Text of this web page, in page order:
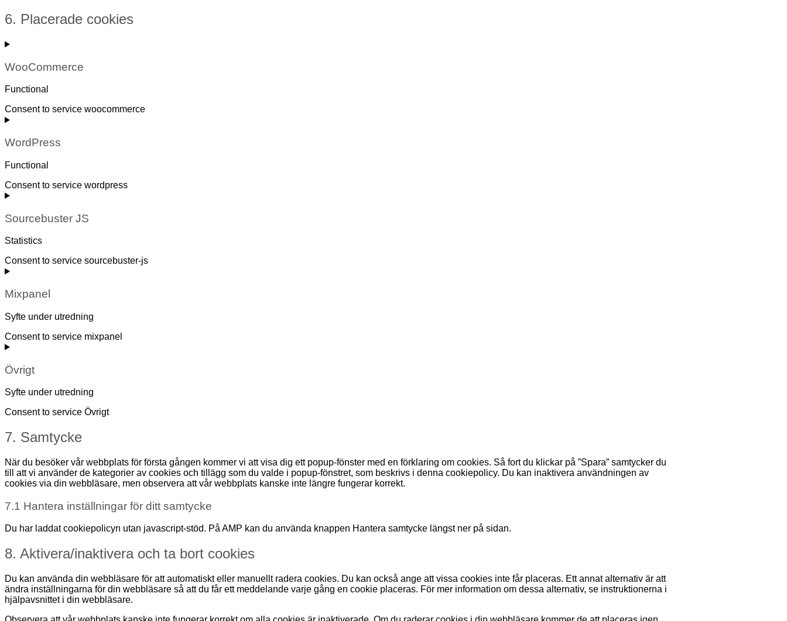
6. Placerade cookies
WooCommerce
Functional
Consent to service woocommerce
WordPress
Functional
Consent to service wordpress
Sourcebuster JS
Statistics
Consent to service sourcebuster-js
Mixpanel
Syfte under utredning
Consent to service mixpanel
Övrigt
Syfte under utredning
Consent to service Övrigt
7. Samtycke
När du besöker vår webbplats för första gången kommer vi att visa dig ett popup-fönster med en förklaring om cookies. Så fort du klickar på ”Spara” samtycker du
till att vi använder de kategorier av cookies och tillägg som du valde i popup-fönstret, som beskrivs i denna cookiepolicy. Du kan inaktivera användningen av
cookies via din webbläsare, men observera att vår webbplats kanske inte längre fungerar korrekt.
7.1 Hantera inställningar för ditt samtycke
Du har laddat cookiepolicyn utan javascript-stöd. På AMP kan du använda knappen Hantera samtycke längst ner på sidan.
8. Aktivera/inaktivera och ta bort cookies
Du kan använda din webbläsare för att automatiskt eller manuellt radera cookies. Du kan också ange att vissa cookies inte får placeras. Ett annat alternativ är att
ändra inställningarna för din webbläsare så att du får ett meddelande varje gång en cookie placeras. För mer information om dessa alternativ, se instruktionerna i
hjälpavsnittet i din webbläsare.